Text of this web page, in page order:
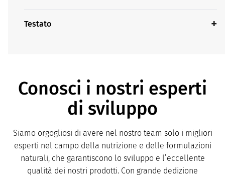
Testato
Conosci i nostri esperti
di sviluppo
Siamo orgogliosi di avere nel nostro team solo i migliori
esperti nel campo della nutrizione e delle formulazioni
naturali, che garantiscono lo sviluppo e l’eccellente
qualità dei nostri prodotti. Con grande dedizione